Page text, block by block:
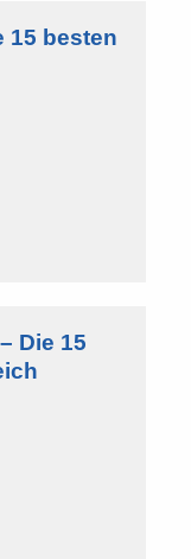
15 besten
Die 15